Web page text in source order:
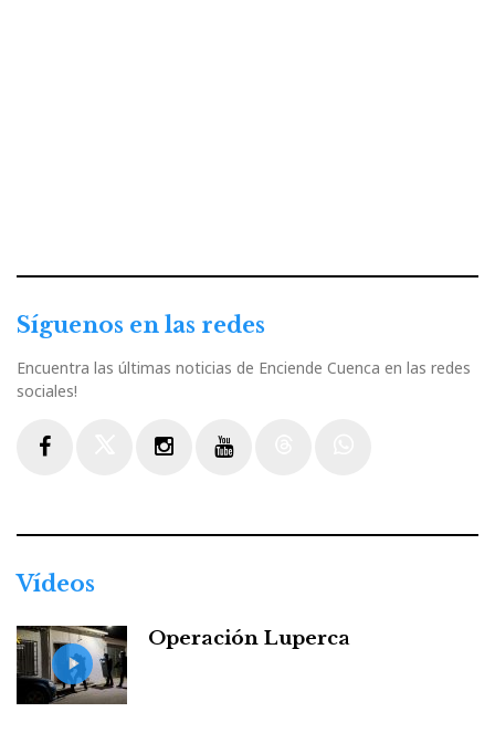
Síguenos en las redes
Encuentra las últimas noticias de Enciende Cuenca en las redes
sociales!
Vídeos
Operación Luperca